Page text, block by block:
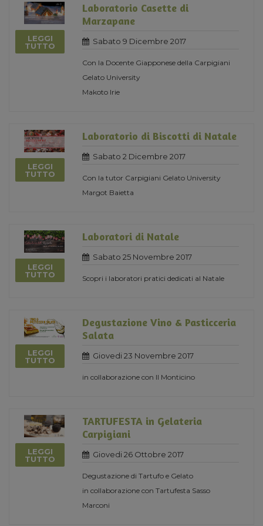
LEGGI
TUTTO
Laboratorio Casette di
Marzapane
Sabato 9 Dicembre 2017
Con la Docente Giapponese della Carpigiani
Gelato University
Makoto Irie
LEGGI
TUTTO
Laboratorio di Biscotti di Natale
Sabato 2 Dicembre 2017
Con la tutor Carpigiani Gelato University
Margot Baietta
LEGGI
TUTTO
Laboratori di Natale
Sabato 25 Novembre 2017
Scopri i laboratori pratici dedicati al Natale
LEGGI
TUTTO
Degustazione Vino & Pasticceria
Salata
Giovedi 23 Novembre 2017
in collaborazione con Il Monticino
LEGGI
TUTTO
TARTUFESTA in Gelateria
Carpigiani
Giovedi 26 Ottobre 2017
Degustazione di Tartufo e Gelato
in collaborazione con Tartufesta Sasso
Marconi